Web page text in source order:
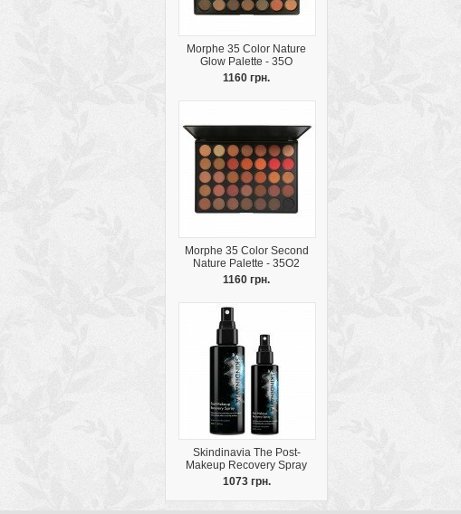
Morphe 35 Color Nature
Glow Palette - 35O
1160 грн.
Morphe 35 Color Second
Nature Palette - 35O2
1160 грн.
Skindinavia The Post-
Makeup Recovery Spray
1073 грн.